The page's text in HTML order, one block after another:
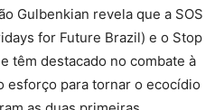
Gulbenkian revela que a SOS
for Future Brazil) e o Stop
têm destacado no combate à
esforço para tornar o ecocídio